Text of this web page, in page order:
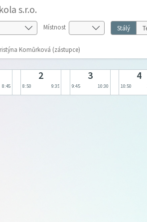
s.r.o.
Místnost Stálý
Komůrková (zástupce)
8:45
2
8:50 9:35
3
9:45 10:30
4
10:50